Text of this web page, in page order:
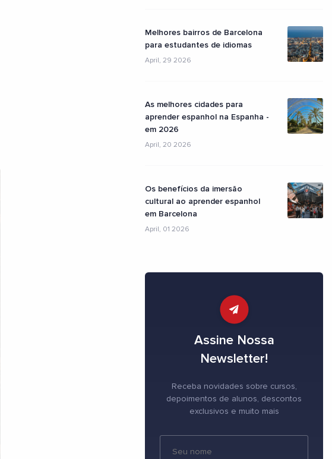
Melhores bairros de Barcelona
para estudantes de idiomas
April, 29 2026
As melhores cidades para
aprender espanhol na Espanha -
em 2026
April, 20 2026
Os benefícios da imersão
cultural ao aprender espanhol
em Barcelona
April, 01 2026
Assine Nossa
Newsletter!
Receba novidades sobre cursos,
depoimentos de alunos, descontos
exclusivos e muito mais